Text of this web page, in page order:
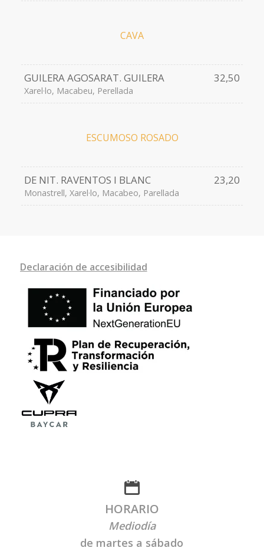
CAVA
GUILERA AGOSARAT. GUILERA 32,50
Xarel·lo, Macabeu, Perellada
ESCUMOSO ROSADO
DE NIT. RAVENTOS I BLANC 23,20
Monastrell, Xarel·lo, Macabeo, Parellada
Declaración de accesibilidad
HORARIO
Mediodía
de martes a sábado